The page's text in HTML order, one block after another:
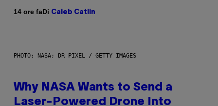
14 ore faDi Caleb Catlin
PHOTO: NASA; DR PIXEL / GETTY IMAGES
Why NASA Wants to Send a
Laser-Powered Drone Into